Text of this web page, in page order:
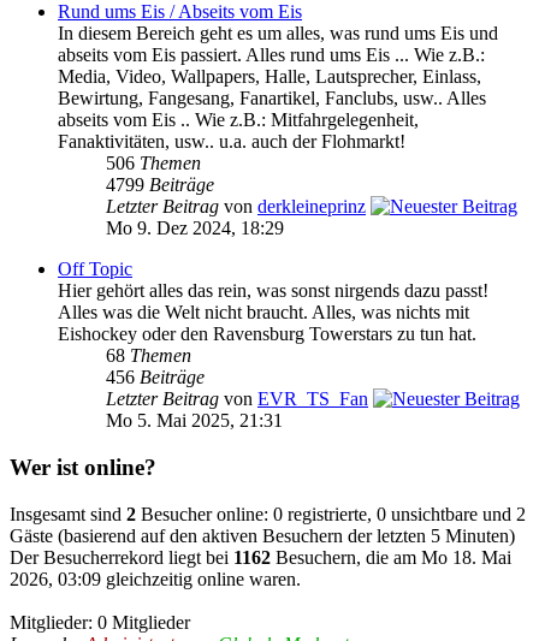
Rund ums Eis / Abseits vom Eis
In diesem Bereich geht es um alles, was rund ums Eis und
abseits vom Eis passiert. Alles rund ums Eis ... Wie z.B.:
Media, Video, Wallpapers, Halle, Lautsprecher, Einlass,
Bewirtung, Fangesang, Fanartikel, Fanclubs, usw.. Alles
abseits vom Eis .. Wie z.B.: Mitfahrgelegenheit,
Fanaktivitäten, usw.. u.a. auch der Flohmarkt!
506 Themen
4799 Beiträge
Letzter Beitrag von derkleineprinz
Mo 9. Dez 2024, 18:29
Off Topic
Hier gehört alles das rein, was sonst nirgends dazu passt!
Alles was die Welt nicht braucht. Alles, was nichts mit
Eishockey oder den Ravensburg Towerstars zu tun hat.
68 Themen
456 Beiträge
Letzter Beitrag von EVR_TS_Fan
Mo 5. Mai 2025, 21:31
Wer ist online?
Insgesamt sind 2 Besucher online: 0 registrierte, 0 unsichtbare und 2
Gäste (basierend auf den aktiven Besuchern der letzten 5 Minuten)
Der Besucherrekord liegt bei 1162 Besuchern, die am Mo 18. Mai
2026, 03:09 gleichzeitig online waren.
Mitglieder: 0 Mitglieder